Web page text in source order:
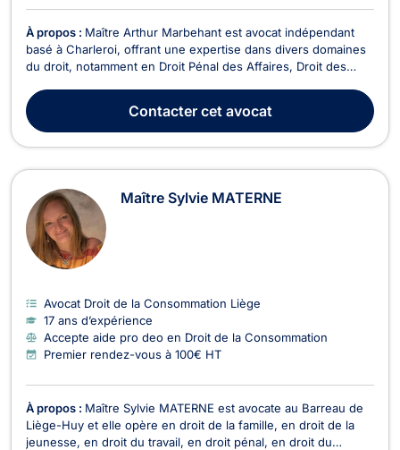
À propos : Maître Arthur Marbehant est avocat indépendant
basé à Charleroi, offrant une expertise dans divers domaines
du droit, notamment en Droit Pénal des Affaires, Droit des
Permis de conduire, Droit Civil, Droit des Affaires, Droit des
Associations et des Fondations, Droit É...
Contactercet avocat
Maître Sylvie MATERNE
Avocat Droit de la Consommation Liège
17 ans d’expérience
Accepte aide pro deo en Droit de la Consommation
Premier rendez-vous à 100€ HT
À propos : Maître Sylvie MATERNE est avocate au Barreau de
Liège-Huy et elle opère en droit de la famille, en droit de la
jeunesse, en droit du travail, en droit pénal, en droit du